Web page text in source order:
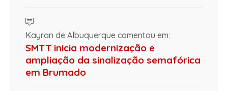
Kayran de Albuquerque comentou em:
SMTT inicia modernização e
ampliação da sinalização semafórica
em Brumado